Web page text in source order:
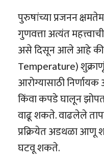
पुरुषांच्या प्रजनन
गुणवत्ता अत्यंत
असे दिसून आले आहे की
Temperature)
आरोग्यासाठी
किंवा कपडे घालून
वाढू शकते. वाढलेले
प्रक्रियेत अडथळा आणू
घटवू शकते.